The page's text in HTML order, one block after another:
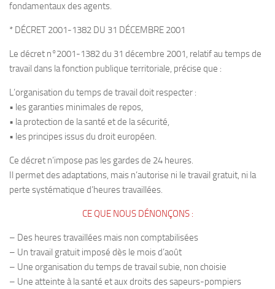
fondamentaux des agents.
* DÉCRET 2001-1382 DU 31 DÉCEMBRE 2001
Le décret n°2001-1382 du 31 décembre 2001, relatif au temps de
travail dans la fonction publique territoriale, précise que :
L’organisation du temps de travail doit respecter :
• les garanties minimales de repos,
• la protection de la santé et de la sécurité,
• les principes issus du droit européen.
Ce décret n’impose pas les gardes de 24 heures.
Il permet des adaptations, mais n’autorise ni le travail gratuit, ni la
perte systématique d’heures travaillées.
CE QUE NOUS DÉNONÇONS :
– Des heures travaillées mais non comptabilisées
– Un travail gratuit imposé dès le mois d’août
– Une organisation du temps de travail subie, non choisie
– Une atteinte à la santé et aux droits des sapeurs-pompiers